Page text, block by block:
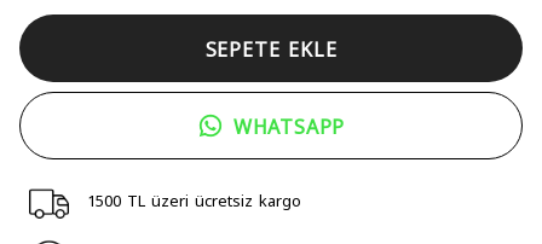
SEPETE EKLE
WHATSAPP
1500 TL üzeri ücretsiz kargo